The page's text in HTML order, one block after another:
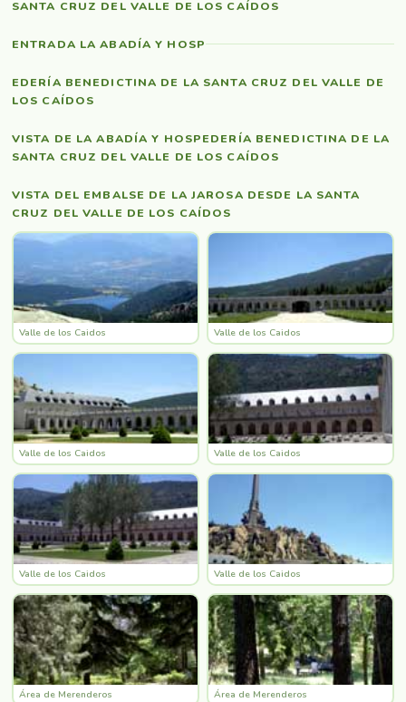
SANTA CRUZ DEL VALLE DE LOS CAÍDOS
ENTRADA LA ABADÍA Y HOSP
EDERÍA BENEDICTINA DE LA SANTA CRUZ DEL VALLE DE
LOS CAÍDOS
VISTA DE LA ABADÍA Y HOSPEDERÍA BENEDICTINA DE LA
SANTA CRUZ DEL VALLE DE LOS CAÍDOS
VISTA DEL EMBALSE DE LA JAROSA DESDE LA SANTA
CRUZ DEL VALLE DE LOS CAÍDOS
Valle de los Caidos Valle de los Caidos
Valle de los Caidos Valle de los Caidos
Valle de los Caidos Valle de los Caidos
Área de Merenderos Área de Merenderos